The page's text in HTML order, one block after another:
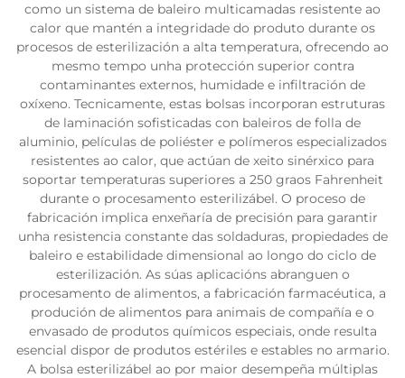
como un sistema de baleiro multicamadas resistente ao
calor que mantén a integridade do produto durante os
procesos de esterilización a alta temperatura, ofrecendo ao
mesmo tempo unha protección superior contra
contaminantes externos, humidade e infiltración de
oxíxeno. Tecnicamente, estas bolsas incorporan estruturas
de laminación sofisticadas con baleiros de folla de
aluminio, películas de poliéster e polímeros especializados
resistentes ao calor, que actúan de xeito sinérxico para
soportar temperaturas superiores a 250 graos Fahrenheit
durante o procesamento esterilizábel. O proceso de
fabricación implica enxeñaría de precisión para garantir
unha resistencia constante das soldaduras, propiedades de
baleiro e estabilidade dimensional ao longo do ciclo de
esterilización. As súas aplicacións abranguen o
procesamento de alimentos, a fabricación farmacéutica, a
produción de alimentos para animais de compañía e o
envasado de produtos químicos especiais, onde resulta
esencial dispor de produtos estériles e estables no armario.
A bolsa esterilizábel ao por maior desempeña múltiplas